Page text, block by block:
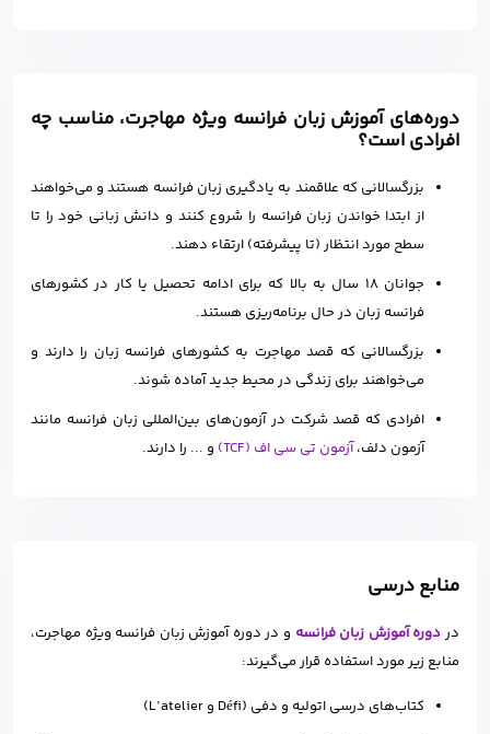
دوره‌های آموزش زبان فرانسه ویژه مهاجرت، مناسب چه
افرادی است؟
بزرگسالانی که علاقمند به یادگیری زبان فرانسه هستند و می‌خواهند
از ابتدا خواندن زبان فرانسه را شروع کنند و دانش زبانی خود را تا
سطح مورد انتظار (تا پیشرفته) ارتقاء دهند.
جوانان 18 سال به بالا که برای ادامه تحصیل یا کار در کشورهای
فرانسه زبان در حال برنامه‌ریزی هستند.
بزرگسالانی که قصد مهاجرت به کشورهای فرانسه زبان را دارند و
می‌خواهند برای زندگی در محیط جدید آماده شوند.
افرادی که قصد شرکت در آزمون‌های بین‌المللی زبان فرانسه مانند
آزمون دلف،آزمون تی سی اف (TCF) و ... را دارند.
منابع درسی
در دوره‌ آموزش زبان فرانسه و در دوره آموزش زبان فرانسه ویژه مهاجرت،
منابع زیر مورد استفاده قرار می‌گیرند:
کتاب‌های درسی اتولیه و دفی (Défi و L’atelier)